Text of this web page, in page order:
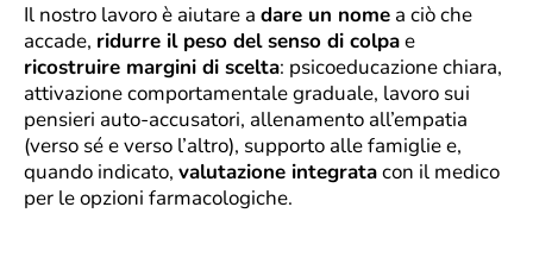
Il nostro lavoro è aiutare a dare un nome a ciò che
accade, ridurre il peso del senso di colpae
ricostruire margini di scelta: psicoeducazione chiara,
attivazione comportamentale graduale, lavoro sui
pensieri auto-accusatori, allenamento all’empatia
(verso sé e verso l’altro), supporto alle famiglie e,
quando indicato, valutazione integratacon il medico
per le opzioni farmacologiche.